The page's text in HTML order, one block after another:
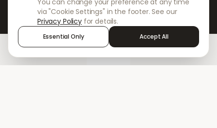
sicherzustellen, dass Ihre Rezepte sicher und mit größter Sorgfalt
verwaltet werden. Unsere registrierten unabhängigen Verschreiber
übernehmen alle Konsultationen und Verschreibungen. Unsere
Partnerapotheken kümmern sich um die Abgabe und den Versand der
Medikamente.
You can change your preference at any time
via "Cookie Settings" in the footer. See our
Privacy Policy for details.
Essential Only Accept All
Sign in